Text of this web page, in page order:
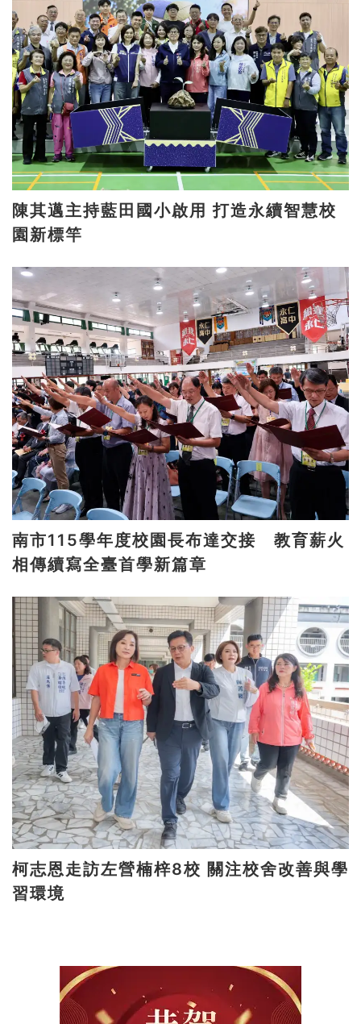
陳其邁主持藍田國小啟用 打造永續智慧校
園新標竿
南市115學年度校園長布達交接 教育薪火
相傳續寫全臺首學新篇章
柯志恩走訪左營楠梓8校 關注校舍改善與學
習環境